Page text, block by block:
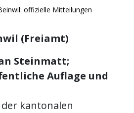
offizielle Mitteilungen
(Freiamt)
Steinmatt;
Auflage und
kantonalen